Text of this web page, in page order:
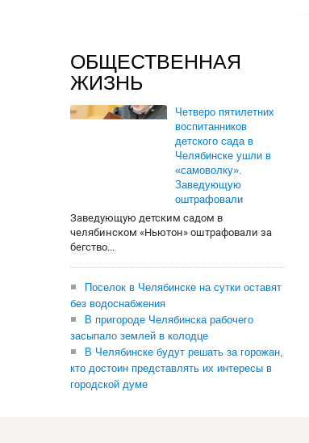
ОБЩЕСТВЕННАЯ
ЖИЗНЬ
Четверо пятилетних
воспитанников
детского сада в
Челябинске ушли в
«самоволку».
Заведующую
оштрафовали
Заведующую детским садом в
челябинском «Ньютон» оштрафовали за
бегство...
Поселок в Челябинске на сутки оставят
без водоснабжения
В пригороде Челябинска рабочего
засыпало землей в колодце
В Челябинске будут решать за горожан,
кто достоин представлять их интересы в
городской думе